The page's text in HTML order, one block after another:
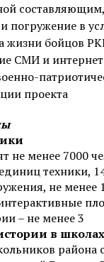
погружение в
жизни бойцов
СМИ и интернет
проекта
не менее 7000
техники,
не менее
– не менее 3
в
района